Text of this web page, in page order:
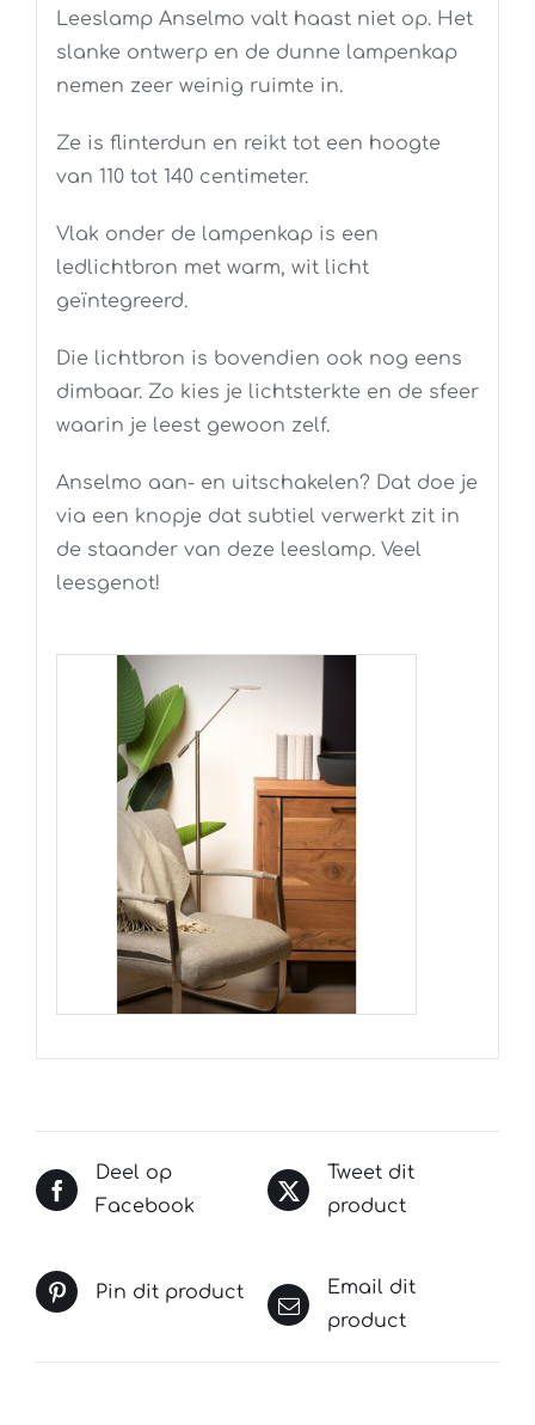
Leeslamp Anselmo valt haast niet op. Het
slanke ontwerp en de dunne lampenkap
nemen zeer weinig ruimte in.
Ze is flinterdun en reikt tot een hoogte
van 110 tot 140 centimeter.
Vlak onder de lampenkap is een
ledlichtbron met warm, wit licht
geïntegreerd.
Die lichtbron is bovendien ook nog eens
dimbaar. Zo kies je lichtsterkte en de sfeer
waarin je leest gewoon zelf.
Anselmo aan- en uitschakelen? Dat doe je
via een knopje dat subtiel verwerkt zit in
de staander van deze leeslamp. Veel
leesgenot!
Deel op
Facebook
Tweet dit
product
Pin dit product
Email dit
product